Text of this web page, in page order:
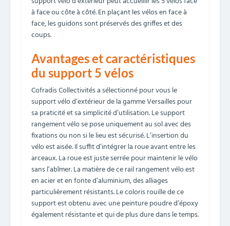
à face ou côte à côté. En plaçant les vélos en face à
face, les guidons sont préservés des griffes et des
coups.
Avantages et caractéristiques
du support 5 vélos
Cofradis Collectivités a sélectionné pour vous le
support vélo d’extérieur de la gamme Versailles pour
sa praticité et sa simplicité d’utilisation. Le support
rangement vélo se pose uniquement au sol avec des
fixations ou non si le lieu est sécurisé. L’insertion du
vélo est aisée. Il suffit d’intégrer la roue avant entre les
arceaux. La roue est juste serrée pour maintenir le vélo
sans l’abîmer. La matière de ce rail rangement vélo est
en acier et en fonte d’aluminium, des alliages
particulièrement résistants. Le coloris rouille de ce
support est obtenu avec une peinture poudre d’époxy
également résistante et qui de plus dure dans le temps.